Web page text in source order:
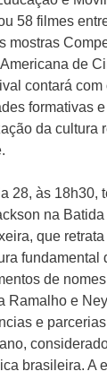
58 filmes
mostras
de
contará
formativas
da cultura
28, às 18h30,
na
que
fundamental
de
Ramalho e
e
brasileira. A